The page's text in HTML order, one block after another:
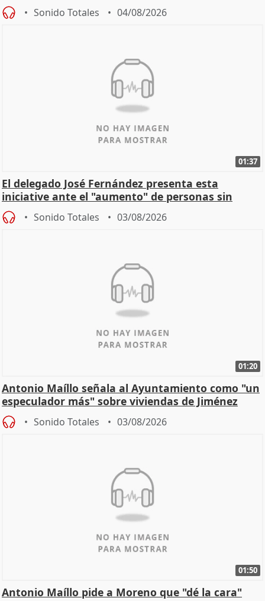
Sonido Totales 04/08/2026
01:37
El delegado José Fernández presenta esta
iniciative ante el "aumento" de personas sin
hogar en Madri
Sonido Totales 03/08/2026
01:20
Antonio Maíllo señala al Ayuntamiento como "un
especulador más" sobre viviendas de Jiménez
Becerril
Sonido Totales 03/08/2026
01:50
Antonio Maíllo pide a Moreno que "dé la cara"